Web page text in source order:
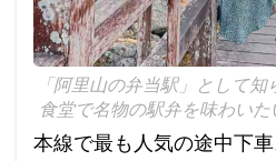
「阿里山の弁当駅」として
食堂で名物の駅弁を味わい
本線で最も人気の途中下